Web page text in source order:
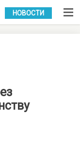
УКР РУС
НОВОСТИ